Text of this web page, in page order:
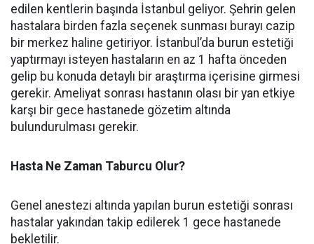
edilen kentlerin başında İstanbul geliyor. Şehrin gelen
hastalara birden fazla seçenek sunması burayı cazip
bir merkez haline getiriyor. İstanbul’da burun estetiği
yaptırmayı isteyen hastaların en az 1 hafta önceden
gelip bu konuda detaylı bir araştırma içerisine girmesi
gerekir. Ameliyat sonrası hastanın olası bir yan etkiye
karşı bir gece hastanede gözetim altında
bulundurulması gerekir.
Hasta Ne Zaman Taburcu Olur?
Genel anestezi altında yapılan burun estetiği sonrası
hastalar yakından takip edilerek 1 gece hastanede
bekletilir.